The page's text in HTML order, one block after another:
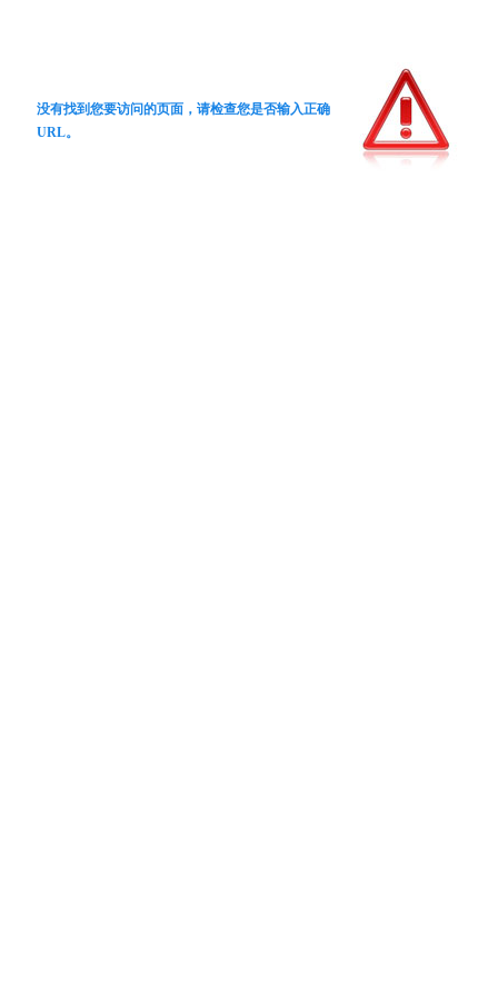
没有找到您要访问的页面，请检查您是否输入正确
URL。